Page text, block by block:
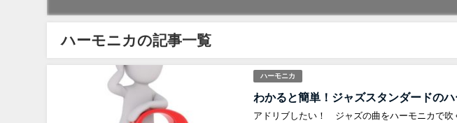
ハーモニカの記事一覧
ハーモニカ
わかると簡単！ジャズスタンダードの
アドリブしたい！ ジャズの曲をハーモニカで吹